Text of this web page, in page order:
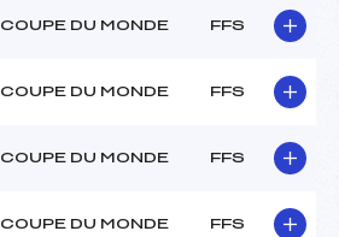
COUPE DU MONDE FFS
COUPE DU MONDE FFS
COUPE DU MONDE FFS
COUPE DU MONDE FFS